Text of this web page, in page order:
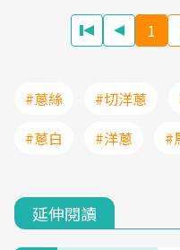
1
#蔥絲 #切洋蔥
#蔥白
#洋蔥 #
延伸閱讀